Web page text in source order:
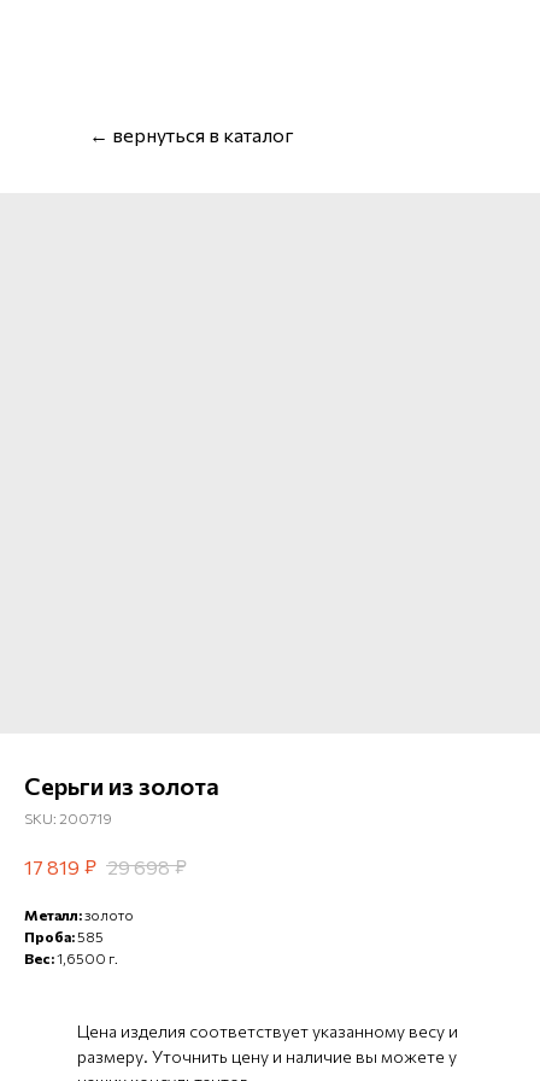
← вернуться в каталог
Серьги из золота
SKU: 200719
17 819 ₽ 29 698 ₽
Металл:золото
Проба:585
Вес:1,6500 г.
Цена изделия соответствует указанному весу и
размеру. Уточнить цену и наличие вы можете у